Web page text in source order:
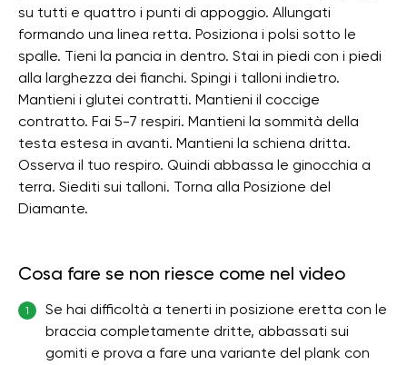
su tutti e quattro i punti di appoggio. Allungati
formando una linea retta. Posiziona i polsi sotto le
spalle. Tieni la pancia in dentro. Stai in piedi con i piedi
alla larghezza dei fianchi. Spingi i talloni indietro.
Mantieni i glutei contratti. Mantieni il coccige
contratto. Fai 5-7 respiri. Mantieni la sommità della
testa estesa in avanti. Mantieni la schiena dritta.
Osserva il tuo respiro. Quindi abbassa le ginocchia a
terra. Siediti sui talloni. Torna alla Posizione del
Diamante.
Cosa fare se non riesce come nel video
1
Se hai difficoltà a tenerti in posizione eretta con le
braccia completamente dritte, abbassati sui
gomiti e prova a fare una variante del plank con